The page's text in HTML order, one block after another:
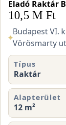
Eladó Raktár
10,5 M Ft
⌖
Budapest VI.
Vörösmarty
Típus
Raktár
Alapterület
12 m²